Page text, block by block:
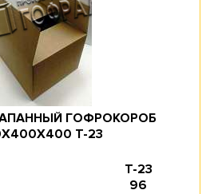
КОРОБКИ ДЛЯ
ГОФРОКОРОБ
T-23
Т-23
96